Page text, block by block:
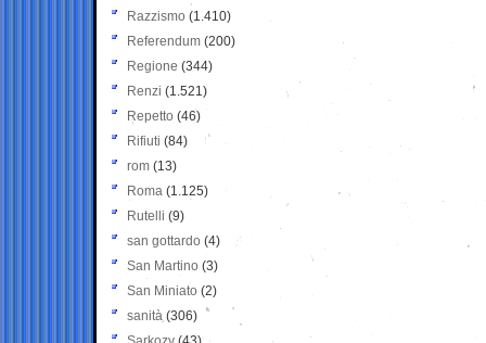
Razzismo (1.410)
Referendum (200)
Regione (344)
Renzi (1.521)
Repetto (46)
Rifiuti (84)
rom (13)
Roma (1.125)
Rutelli (9)
san gottardo (4)
San Martino (3)
San Miniato (2)
sanità (306)